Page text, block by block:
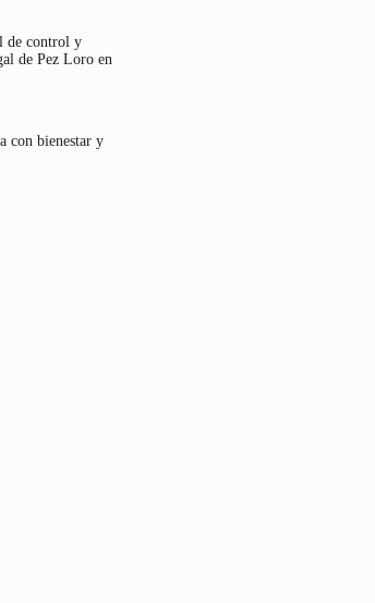
de control y
de Pez Loro en
con bienestar y